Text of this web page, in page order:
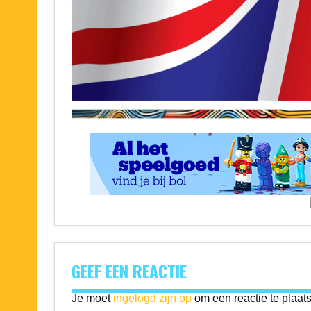
GEEF EEN REACTIE
Je moet ingelogd zijn opom een reactie te